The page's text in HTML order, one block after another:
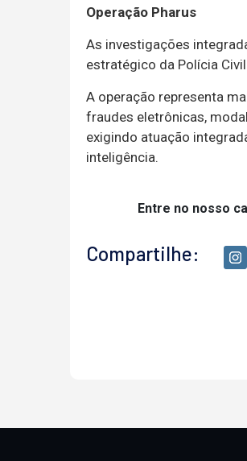
Operação Pharus
As investigações
estratégico da Polícia
A operação representa
fraudes eletrônicas,
exigindo atuação
inteligência.
Entre no nosso
Compartilhe: